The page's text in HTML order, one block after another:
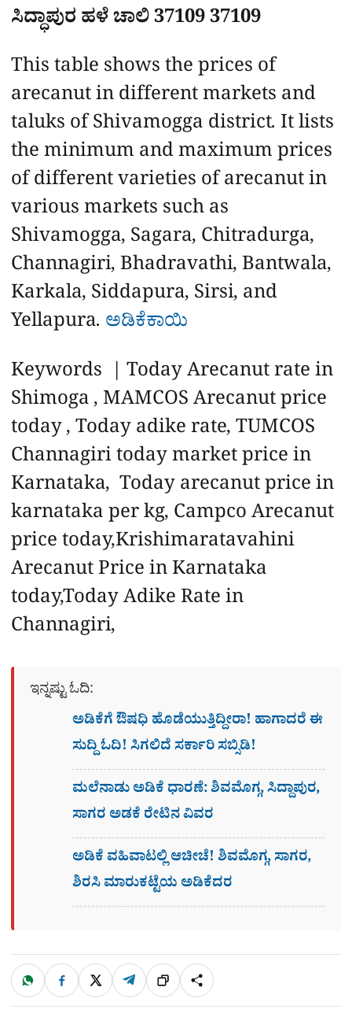
ಸಿದ್ಧಾಪುರಹಳೆ ಚಾಲಿ3710937109
This table shows the prices of
arecanut in different markets and
taluks of Shivamogga district. It lists
the minimum and maximum prices
of different varieties of arecanut in
various markets such as
Shivamogga, Sagara, Chitradurga,
Channagiri, Bhadravathi, Bantwala,
Karkala, Siddapura, Sirsi, and
Yellapura. ಅಡಿಕೆಕಾಯಿ
Keywords | Today Arecanut rate in
Shimoga , MAMCOS Arecanut price
today , Today adike rate, TUMCOS
Channagiri today market price in
Karnataka, Today arecanut price in
karnataka per kg, Campco Arecanut
price today,Krishimaratavahini
Arecanut Price in Karnataka
today,Today Adike Rate in
Channagiri,
ಇನ್ನಷ್ಟು ಓದಿ:
ಅಡಿಕೆಗೆ ಔಷಧಿ ಹೊಡೆಯುತ್ತಿದ್ದೀರಾ! ಹಾಗಾದರೆ ಈ
ಸುದ್ದಿ ಓದಿ! ಸಿಗಲಿದೆ ಸರ್ಕಾರಿ ಸಬ್ಸಿಡಿ!
ಮಲೆನಾಡು ಅಡಿಕೆ ಧಾರಣೆ: ಶಿವಮೊಗ್ಗ, ಸಿದ್ದಾಪುರ,
ಸಾಗರ ಅಡಕೆ ರೇಟಿನ ವಿವರ
ಅಡಿಕೆ ವಹಿವಾಟಲ್ಲಿ ಆಚೀಚೆ! ಶಿವಮೊಗ್ಗ, ಸಾಗರ,
ಶಿರಸಿ ಮಾರುಕಟ್ಟೆಯ ಅಡಿಕೆದರ
ಹಂಚಿಕೊಳ್ಳಿ
W
a
t
F
c
e
X T
l
e
ಲಿಂ
ಕ್
S
h